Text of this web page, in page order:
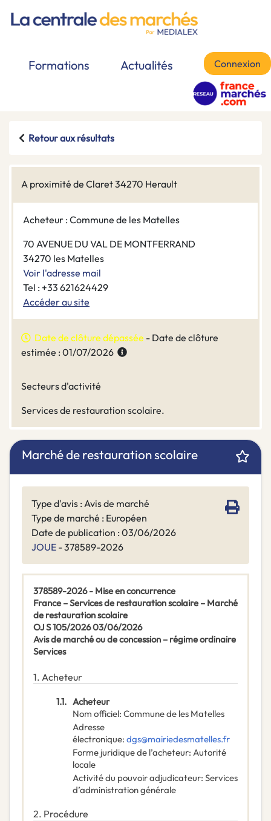
Formations Actualités Connexion
Retour aux résultats
A proximité de Claret 34270 Herault
Acheteur : Commune de les Matelles
70 AVENUE DU VAL DE MONTFERRAND
34270 les Matelles
Voir l'adresse mail
Tel : +33 621624429
Accéder au site
Date de clôture dépassée - Date de clôture
estimée : 01/07/2026
Secteurs d'activité
Services de restauration scolaire.
Marché de restauration scolaire
Type d'avis : Avis de marché
Type de marché : Européen
Date de publication : 03/06/2026
JOUE - 378589-2026
378589-2026 - Mise en concurrence
France – Services de restauration scolaire – Marché
de restauration scolaire
OJ S 105/2026 03/06/2026
Avis de marché ou de concession – régime ordinaire
Services
1. Acheteur
1.1. Acheteur
Nom officiel: Commune de les Matelles
Adresse
électronique: dgs@mairiedesmatelles.fr
Forme juridique de l’acheteur: Autorité
locale
Activité du pouvoir adjudicateur: Services
d’administration générale
2. Procédure